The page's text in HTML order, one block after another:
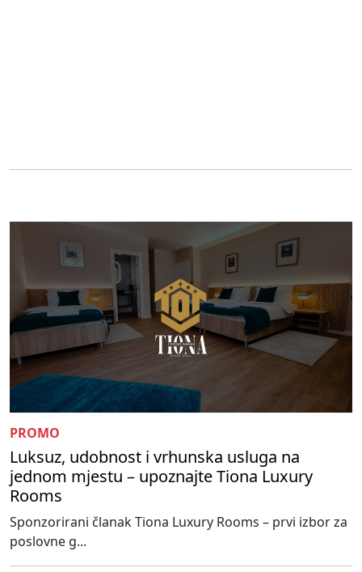
PROMO
Luksuz, udobnost i vrhunska usluga na
jednom mjestu – upoznajte Tiona Luxury
Rooms
Sponzorirani članak Tiona Luxury Rooms – prvi izbor za
poslovne g...